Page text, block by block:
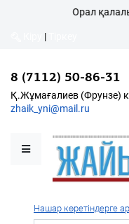
Қалалықтар
Қоғам
Дені сау ұлт
Орал қалалық
|
8 (7112) 50-86-31
Қ.Жұмағалиев (Фрунзе)
zhaik_yni@mail.ru
Нашар көретіндерге